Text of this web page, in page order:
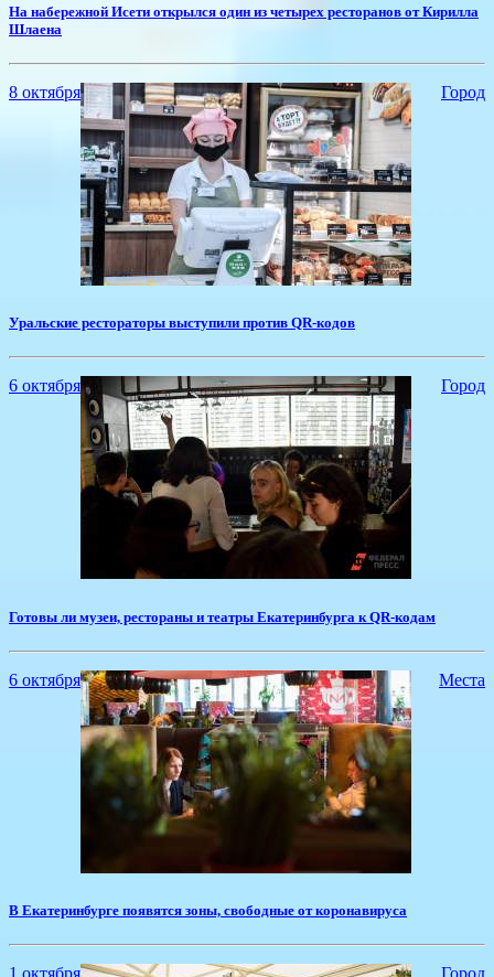
​На набережной Исети открылся один из четырех ресторанов от Кирилла
Шлаена
8 октября Город
Уральские рестораторы выступили против QR-кодов
6 октября Город
Готовы ли музеи, рестораны и театры Екатеринбурга к QR-кодам
6 октября Места
​В Екатеринбурге появятся зоны, свободные от коронавируса